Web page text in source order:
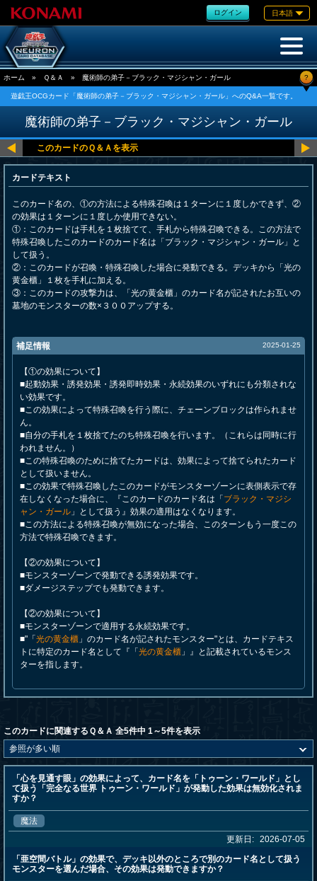
ログイン 日本語
ホーム » Ｑ＆Ａ » 魔術師の弟子－ブラック・マジシャン・ガール ?
遊戯王OCGカード「魔術師の弟子－ブラック・マジシャン・ガール」へのQ&A一覧です。
魔術師の弟子－ブラック・マジシャン・ガール
カードテキスト
このカード名の、①の方法による特殊召喚は１ターンに１度しかできず、②
の効果は１ターンに１度しか使用できない。
①：このカードは手札を１枚捨てて、手札から特殊召喚できる。この方法で
特殊召喚したこのカードのカード名は「ブラック・マジシャン・ガール」と
して扱う。
②：このカードが召喚・特殊召喚した場合に発動できる。デッキから「光の
黄金櫃」１枚を手札に加える。
③：このカードの攻撃力は、「光の黄金櫃」のカード名が記されたお互いの
墓地のモンスターの数×３００アップする。
補足情報 2025-01-25
【①の効果について】
■起動効果・誘発効果・誘発即時効果・永続効果のいずれにも分類されな
い効果です。
■この効果によって特殊召喚を行う際に、チェーンブロックは作られませ
ん。
■自分の手札を１枚捨てたのち特殊召喚を行います。（これらは同時に行
われません。）
■この特殊召喚のために捨てたカードは、効果によって捨てられたカード
として扱いません。
■この効果で特殊召喚したこのカードがモンスターゾーンに表側表示で存
在しなくなった場合に、『このカードのカード名は「 ブラック・マジシ
ャン・ガール 」として扱う』効果の適用はなくなります。
■この方法による特殊召喚が無効になった場合、このターンもう一度この
方法で特殊召喚できます。
【②の効果について】
■モンスターゾーンで発動できる誘発効果です。
■ダメージステップでも発動できます。
【②の効果について】
■モンスターゾーンで適用する永続効果です。
■"「 光の黄金櫃 」のカード名が記されたモンスター"とは、カードテキス
トに特定のカード名として『「 光の黄金櫃 」』と記載されているモンス
ターを指します。
このカードに関連するＱ＆Ａ 全5件中 1～5件を表示
「心を見通す眼」の効果によって、カード名を「トゥーン・ワールド」とし
て扱う「完全なる世界 トゥーン・ワールド」が発動した効果は無効化されま
すか？
魔法
更新日: 2026-07-05
「亜空間バトル」の効果で、デッキ以外のところで別のカード名として扱う
モンスターを選んだ場合、その効果は発動できますか？